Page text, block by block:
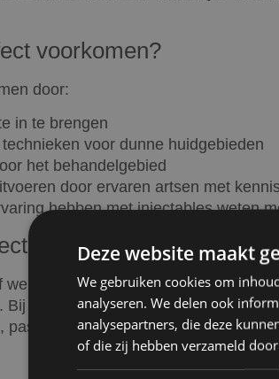
voorkomen?
door:
in te brengen
voor dunne huidgebieden
het behandelgebied
door ervaren artsen met
hebben met injectables weten
vaak gezien?
voor wanneer de
Bij Kliniek het Bolwerk gaan we
passend bij jouw huid en gezicht.
Deze website maakt
We gebruiken cookies om
analyseren. We delen ook
analysepartners, die deze
of die zij hebben verzameld